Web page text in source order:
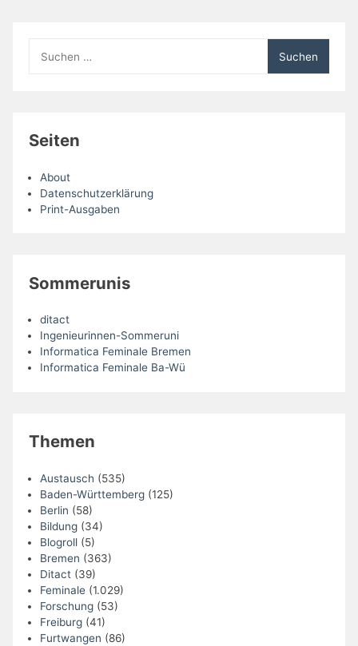
nach:
Seiten
About
Datenschutzerklärung
Print-Ausgaben
Sommerunis
ditact
Ingenieurinnen-Sommeruni
Informatica Feminale Bremen
Informatica Feminale Ba-Wü
Themen
Austausch (535)
Baden-Württemberg(125)
Berlin (58)
Bildung(34)
Blogroll(5)
Bremen (363)
Ditact(39)
Feminale(1.029)
Forschung(53)
Freiburg(41)
Furtwangen (86)